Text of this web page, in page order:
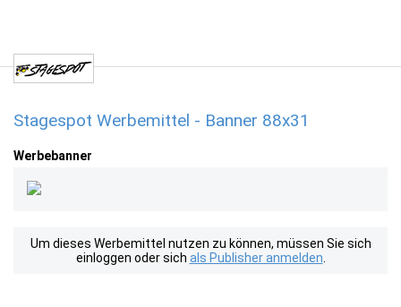
Stagespot Werbemittel - Banner 88x31
Werbebanner
Um dieses Werbemittel nutzen zu können, müssen Sie sich
einloggen oder sich als Publisher anmelden